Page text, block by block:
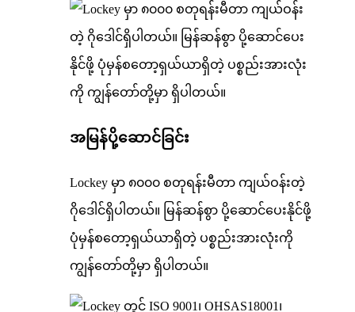
အမြန်ပို့ဆောင်ခြင်း
Lockey မှာ ၈၀၀၀ စတုရန်းမီတာ ကျယ်ဝန်းတဲ့
ဂိုဒေါင်ရှိပါတယ်။ မြန်ဆန်စွာ ပို့ဆောင်ပေးနိုင်ဖို့
ပုံမှန်စတော့ရှယ်ယာရှိတဲ့ ပစ္စည်းအားလုံးကို
ကျွန်တော်တို့မှာ ရှိပါတယ်။